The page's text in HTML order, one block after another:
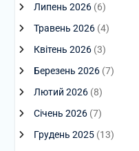
Липень 2026(6)
Травень 2026(4)
Квітень 2026(3)
Березень 2026(7)
Лютий 2026(8)
Січень 2026(7)
Грудень 2025(13)